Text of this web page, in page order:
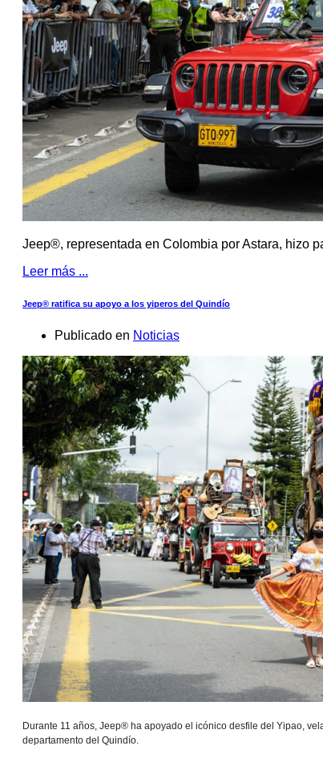
Jeep®, representada en Colombia por Astara, hizo
Leer más ...
Jeep® ratifica su apoyo a los yiperos del Quindío
Publicado en Noticias
Durante 11 años, Jeep® ha apoyado el icónico desfile del Yipao,
departamento del Quindío.